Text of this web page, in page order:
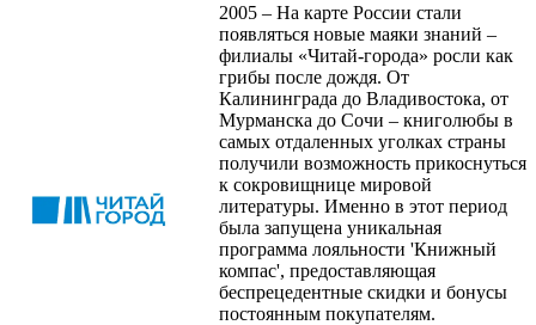
2005 – На карте России стали
появляться новые маяки знаний –
филиалы «Читай-города» росли как
грибы после дождя. От
Калининграда до Владивостока, от
Мурманска до Сочи – книголюбы в
самых отдаленных уголках страны
получили возможность прикоснуться
к сокровищнице мировой
литературы. Именно в этот период
была запущена уникальная
программа лояльности 'Книжный
компас', предоставляющая
беспрецедентные скидки и бонусы
постоянным покупателям.